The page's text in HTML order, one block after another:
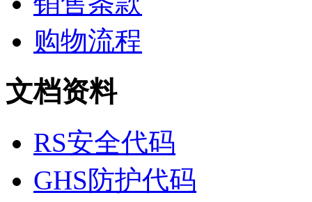
显色及标记试剂
L-氨基酸
其它生化试剂
BOC-氨基酸
Fmoc-氨基酸
DL-氨基酸
非天然氨基酸
N-甲基化氨基酸
氨基醇
购物流程
文档资料
RS安全代码
GHS防护代码